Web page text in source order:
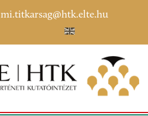
mi.titkarsag@htk.elte.hu